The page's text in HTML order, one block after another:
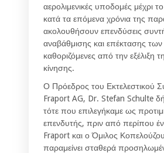
αερολιμενικές υποδομές μέχρι
κατά τα επόμενα χρόνια της
ακολουθήσουν επενδύσεις
αναβάθμισης και επέκτασης
καθοριζόμενες από την εξέλιξη
κίνησης.
Ο Πρόεδρος του Εκτελεστικού
Fraport AG, Dr. Stefan Schulte
τότε που επιλεγήκαμε ως
επενδυτής, πριν από περίπου
Fraport και ο Όμιλος
παραμείνει σταθερά